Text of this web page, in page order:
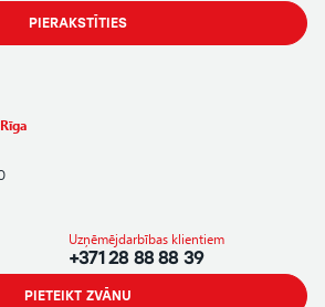
PIERAKSTĪTIES
Uzņēmējdarbības klientiem
+371 28 88 88 39
PIETEIKT ZVĀNU